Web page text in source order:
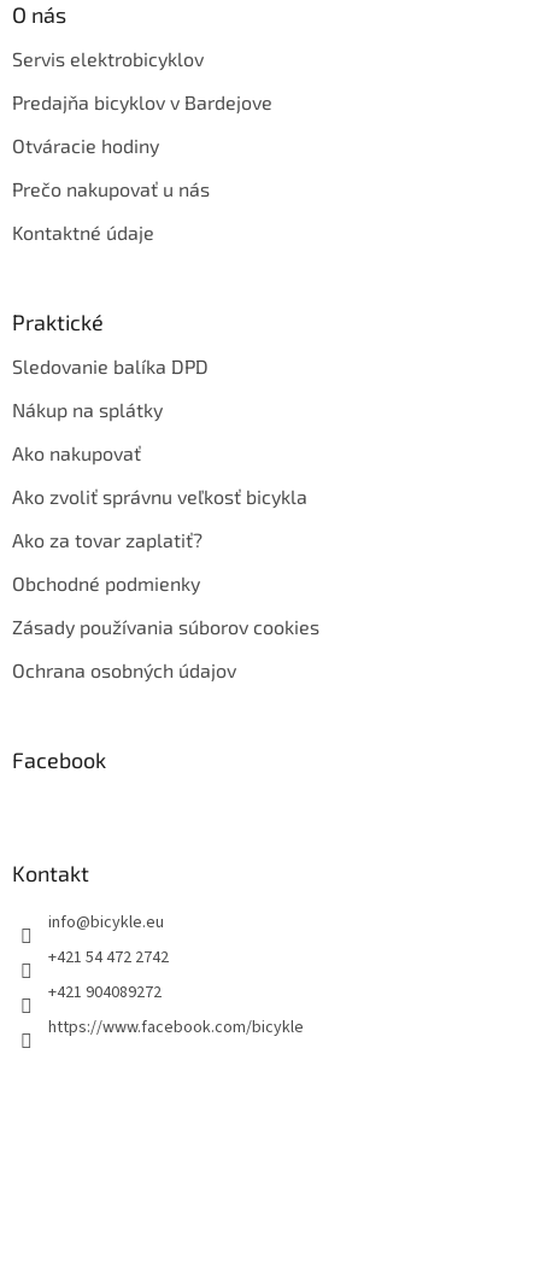
O nás
Servis elektrobicyklov
Predajňa bicyklov v Bardejove
Otváracie hodiny
Prečo nakupovať u nás
Kontaktné údaje
Praktické
Sledovanie balíka DPD
Nákup na splátky
Ako nakupovať
Ako zvoliť správnu veľkosť bicykla
Ako za tovar zaplatiť?
Obchodné podmienky
Zásady používania súborov cookies
Ochrana osobných údajov
Facebook
Kontakt
info@bicykle.eu
+421 54 472 2742
+421 904089272
https://www.facebook.com/bicykle